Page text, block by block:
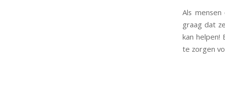
Als
graag dat
kan helpen!
te zorgen